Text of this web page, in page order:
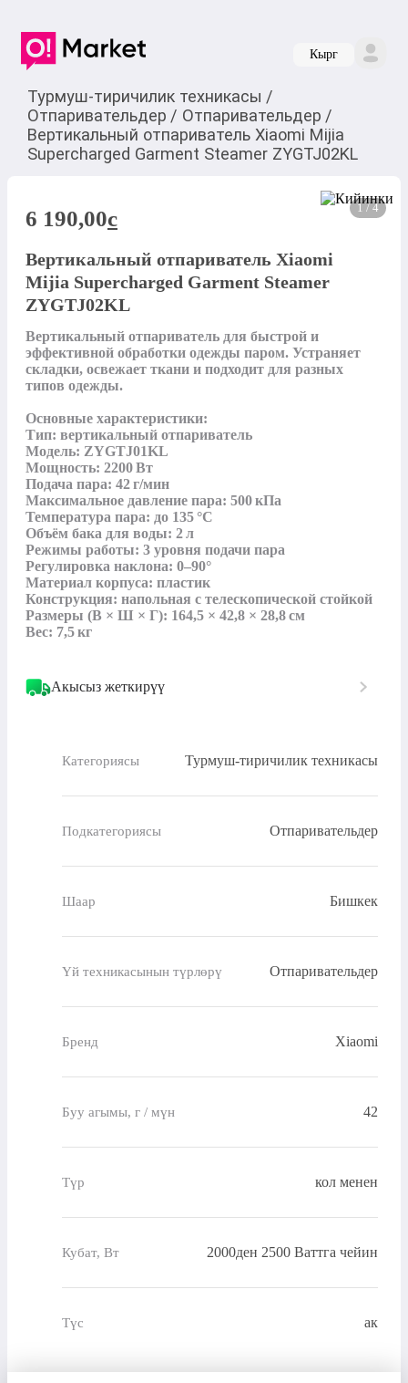
Кырг
Турмуш-тиричилик техникасы /
Отпаривательдер / Отпаривательдер /
Вертикальный отпариватель Xiaomi Mijia
Supercharged Garment Steamer ZYGTJ02KL
1 / 4
6 190,00c
Вертикальный отпариватель Xiaomi
Mijia Supercharged Garment Steamer
ZYGTJ02KL
Вертикальный отпариватель для быстрой и
эффективной обработки одежды паром. Устраняет
складки, освежает ткани и подходит для разных
типов одежды.
Основные характеристики:
Тип: вертикальный отпариватель
Модель: ZYGTJ01KL
Мощность: 2200 Вт
Подача пара: 42 г/мин
Максимальное давление пара: 500 кПа
Температура пара: до 135 °C
Объём бака для воды: 2 л
Режимы работы: 3 уровня подачи пара
Регулировка наклона: 0–90°
Материал корпуса: пластик
Конструкция: напольная с телескопической стойкой
Размеры (В × Ш × Г): 164,5 × 42,8 × 28,8 см
Вес: 7,5 кг
Акысыз жеткирүү
Категориясы Турмуш-тиричилик техникасы
Подкатегориясы Отпаривательдер
Шаар Бишкек
Үй техникасынын түрлөрү Отпаривательдер
Бренд Xiaomi
Буу агымы, г / мүн 42
Түр кол менен
Кубат, Вт 2000ден 2500 Ваттга чейин
Түс ак